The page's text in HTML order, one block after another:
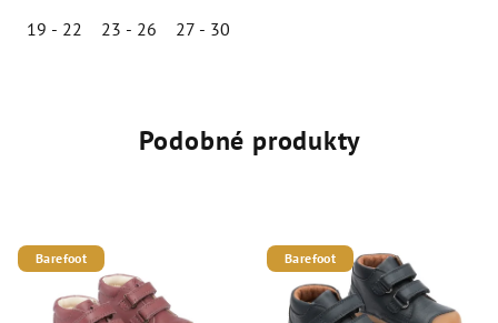
19 - 22
23 - 26 27 - 30
Podobné produkty
Barefoot Barefoot